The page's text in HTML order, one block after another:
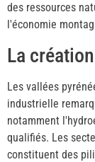
des ressources
l'économie
La
Les vallées
industrielle
notamment
qualifiés. Les
constituent des